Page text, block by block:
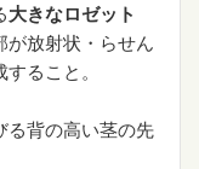
大きなロゼット
が放射状・らせん
ること。
る背の高い茎の先